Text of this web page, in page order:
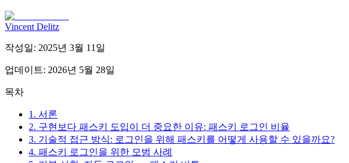
Vincent Delitz
작성일: 2025년 3월 11일
업데이트: 2026년 5월 28일
목차
1. 서론
2. 구현보다 패스키 도입이 더 중요한 이유: 패스키 로그인 비율
3. 기술적 접근 방식: 로그인을 위해 패스키를 어떻게 사용할 수 있을까요?
4. 패스키 로그인을 위한 모범 사례